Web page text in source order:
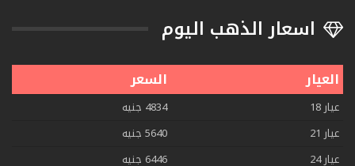
اسعار الذهب اليوم
العيار السعر
عيار 18
4834 جنيه
عيار 21
5640 جنيه
عيار 24
6446 جنيه